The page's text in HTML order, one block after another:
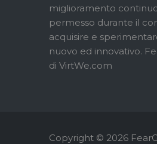
miglioramento
permesso durante il
acquisire e
nuovo ed innovativo.
di VirtWe.com
Copyright © 2026